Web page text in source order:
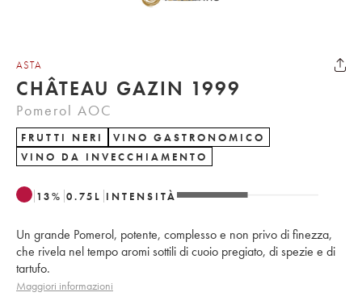
ASTA
CHÂTEAU GAZIN 1999
Pomerol AOC
FRUTTI NERI
VINO GASTRONOMICO
VINO DA INVECCHIAMENTO
13% 0.75 L INTENSITÀ
Un grande Pomerol, potente, complesso e non privo di finezza,
che rivela nel tempo aromi sottili di cuoio pregiato, di spezie e di
tartufo.
Maggiori informazioni